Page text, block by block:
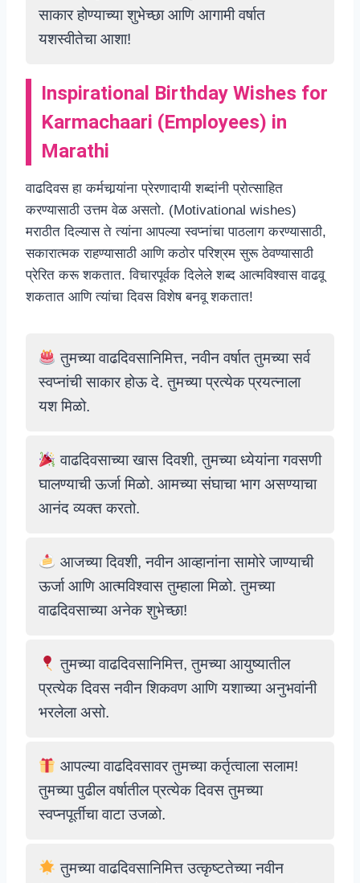
साकार होण्याच्या शुभेच्छा आणि आगामी वर्षात
यशस्वीतेचा आशा!
Inspirational Birthday Wishes for
Karmachaari (Employees) in
Marathi
वाढदिवस हा कर्मचार्‍यांना प्रेरणादायी शब्दांनी प्रोत्साहित
करण्यासाठी उत्तम वेळ असतो. (Motivational wishes)
मराठीत दिल्यास ते त्यांना आपल्या स्वप्नांचा पाठलाग करण्यासाठी,
सकारात्मक राहण्यासाठी आणि कठोर परिश्रम सुरू ठेवण्यासाठी
प्रेरित करू शकतात. विचारपूर्वक दिलेले शब्द आत्मविश्वास वाढवू
शकतात आणि त्यांचा दिवस विशेष बनवू शकतात!
तुमच्या वाढदिवसानिमित्त, नवीन वर्षात तुमच्या सर्व
स्वप्नांची साकार होऊ दे. तुमच्या प्रत्येक प्रयत्नाला
यश मिळो.
वाढदिवसाच्या खास दिवशी, तुमच्या ध्येयांना गवसणी
घालण्याची ऊर्जा मिळो. आमच्या संघाचा भाग असण्याचा
आनंद व्यक्त करतो.
आजच्या दिवशी, नवीन आव्हानांना सामोरे जाण्याची
ऊर्जा आणि आत्मविश्वास तुम्हाला मिळो. तुमच्या
वाढदिवसाच्या अनेक शुभेच्छा!
तुमच्या वाढदिवसानिमित्त, तुमच्या आयुष्यातील
प्रत्येक दिवस नवीन शिकवण आणि यशाच्या अनुभवांनी
भरलेला असो.
आपल्या वाढदिवसावर तुमच्या कर्तृत्वाला सलाम!
तुमच्या पुढील वर्षातील प्रत्येक दिवस तुमच्या
स्वप्नपूर्तीचा वाटा उजळो.
तुमच्या वाढदिवसानिमित्त उत्कृष्टतेच्या नवीन